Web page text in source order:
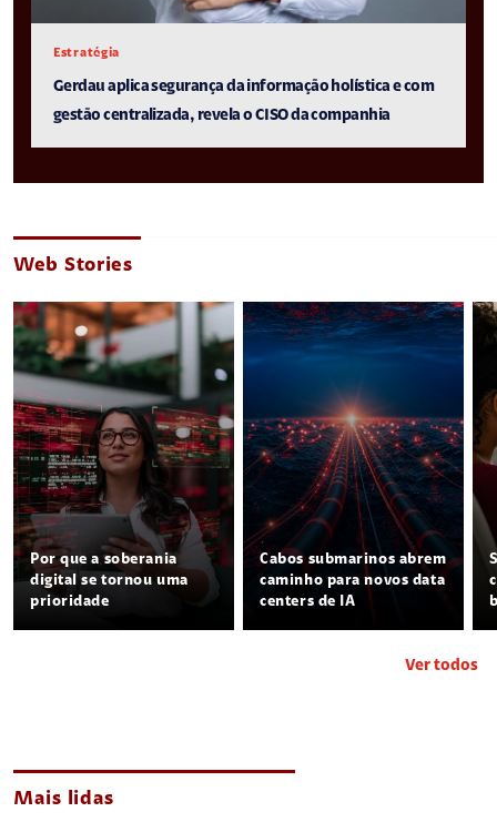
Estratégia
Gerdau aplica segurança da informação holística e com
gestão centralizada, revela o CISO da companhia
Web Stories
Por que a soberania
digital se tornou uma
prioridade
Cabos submarinos abrem
caminho para novos data
centers de IA
Ver todos
Mais lidas